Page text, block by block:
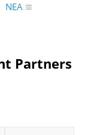
NEA
Partners